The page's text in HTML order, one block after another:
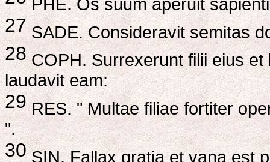
27SADE. Consideravit semitas
28COPH. Surrexerunt filii eius
laudavit eam:
29RES. " Multae filiae fortiter
".
30SIN. Fallax gratia et vana est